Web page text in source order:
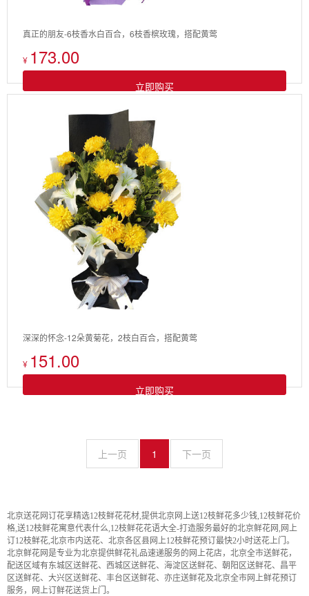
真正的朋友-6枝香水白百合，6枝香槟玫瑰，搭配黄莺
¥ 173.00
立即购买
深深的怀念-12朵黄菊花，2枝白百合，搭配黄莺
¥ 151.00
立即购买
上一页 1 下一页
北京送花网订花享精选12枝鲜花花材,提供北京网上送12枝鲜花多少钱,12枝鲜花价
格,送12枝鲜花寓意代表什么,12枝鲜花花语大全-打造服务最好的北京鲜花网,网上
订12枝鲜花,北京市内送花、北京各区县网上12枝鲜花预订最快2小时送花上门。
北京鲜花网是专业为北京提供鲜花礼品速递服务的网上花店，北京全市送鲜花，
配送区域有东城区送鲜花、西城区送鲜花、海淀区送鲜花、朝阳区送鲜花、昌平
区送鲜花、大兴区送鲜花、丰台区送鲜花、亦庄送鲜花及北京全市网上鲜花预订
服务，网上订鲜花送货上门。